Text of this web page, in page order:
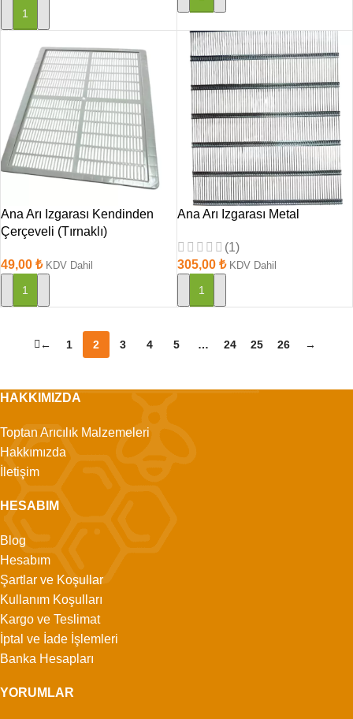
SEPETE EKLE
Ana Arı Izgarası Kendinden
Çerçeveli (Tırnaklı)
49,00 ₺ KDV Dahil
SEPETE EKLE
Ana Arı Izgarası Metal
(1)
305,00 ₺ KDV Dahil
SEPETE EKLE
← 1 2 3 4 5 … 24 25 26 →
HAKKIMIZDA
Toptan Arıcılık Malzemeleri
Hakkımızda
İletişim
HESABIM
Blog
Hesabım
Şartlar ve Koşullar
Kullanım Koşulları
Kargo ve Teslimat
İptal ve İade İşlemleri
Banka Hesapları
YORUMLAR